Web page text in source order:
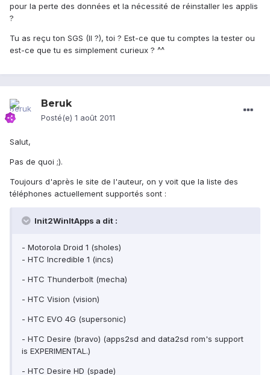
pour la perte des données et la nécessité de réinstaller les applis
?
Tu as reçu ton SGS (II ?), toi ? Est-ce que tu comptes la tester ou
est-ce que tu es simplement curieux ? ^^
Beruk
Posté(e) 1 août 2011
Salut,
Pas de quoi ;).
Toujours d'après le site de l'auteur, on y voit que la liste des
téléphones actuellement supportés sont :
Init2WinItApps a dit :
- Motorola Droid 1 (sholes)
- HTC Incredible 1 (incs)
- HTC Thunderbolt (mecha)
- HTC Vision (vision)
- HTC EVO 4G (supersonic)
- HTC Desire (bravo) (apps2sd and data2sd rom's support
is EXPERIMENTAL.)
- HTC Desire HD (spade)